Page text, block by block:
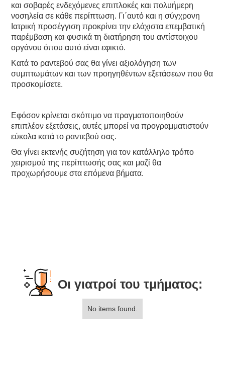
και σοβαρές ενδεχόμενες επιπλοκές και πολυήμερη
νοσηλεία σε κάθε περίπτωση. Γι΄αυτό και η σύγχρονη
Ιατρική προσέγγιση προκρίνει την ελάχιστα επεμβατική
παρέμβαση και φυσικά τη διατήρηση του αντίστοιχου
οργάνου όπου αυτό είναι εφικτό.
Κατά το ραντεβού σας θα γίνει αξιολόγηση των
συμπτωμάτων και των προηγηθέντων εξετάσεων που θα
προσκομίσετε.
Εφόσον κρίνεται σκόπιμο να πραγματοποιηθούν
επιπλέον εξετάσεις, αυτές μπορεί να προγραμματιστούν
εύκολα κατά το ραντεβού σας.
Θα γίνει εκτενής συζήτηση για τον κατάλληλο τρόπο
χειρισμού της περίπτωσής σας και μαζί θα
προχωρήσουμε στα επόμενα βήματα.
Οι γιατροί του τμήματος:
No items found.